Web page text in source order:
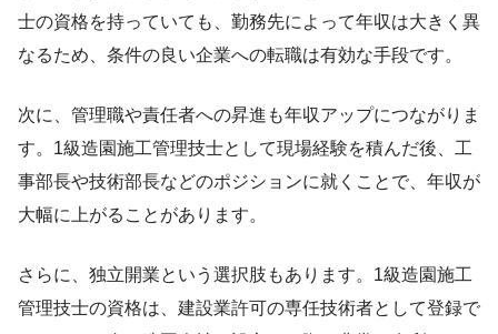
士の資格を持っていても、勤務先によって年収は大きく異
なるため、条件の良い企業への転職は有効な手段です。
次に、管理職や責任者への昇進も年収アップにつながりま
す。1級造園施工管理技士として現場経験を積んだ後、工
事部長や技術部長などのポジションに就くことで、年収が
大幅に上がることがあります。
さらに、独立開業という選択肢もあります。1級造園施工
管理技士の資格は、建設業許可の専任技術者として登録で